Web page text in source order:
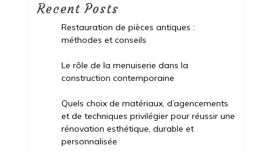
Recent Posts
Restauration de pièces antiques :
méthodes et conseils
Le rôle de la menuiserie dans la
construction contemporaine
Quels choix de matériaux, d’agencements
et de techniques privilégier pour réussir une
rénovation esthétique, durable et
personnalisée